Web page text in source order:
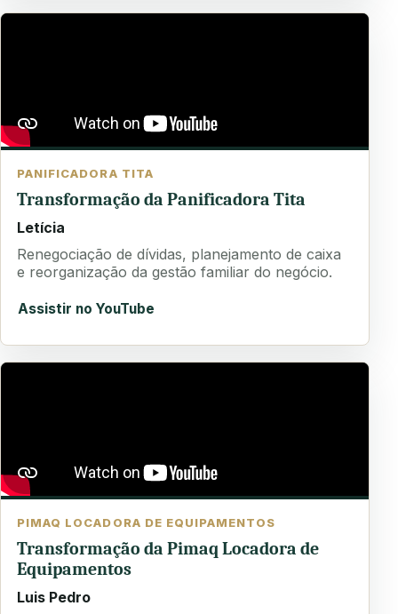
PANIFICADORA TITA
Transformação da Panificadora Tita
Letícia
Renegociação de dívidas, planejamento de caixa
e reorganização da gestão familiar do negócio.
Assistir no YouTube
PIMAQ LOCADORA DE EQUIPAMENTOS
Transformação da Pimaq Locadora de
Equipamentos
Luis Pedro